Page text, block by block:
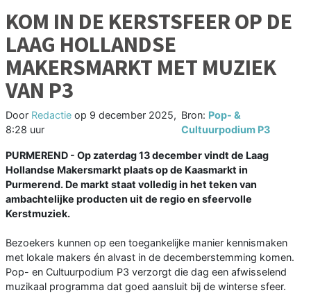
KOM IN DE KERSTSFEER OP DE
LAAG HOLLANDSE
MAKERSMARKT MET MUZIEK
VAN P3
Door Redactie op 9 december 2025,
8:28 uur
Bron: Pop- &
Cultuurpodium P3
PURMEREND - Op zaterdag 13 december vindt de Laag
Hollandse Makersmarkt plaats op de Kaasmarkt in
Purmerend. De markt staat volledig in het teken van
ambachtelijke producten uit de regio en sfeervolle
Kerstmuziek.
Bezoekers kunnen op een toegankelijke manier kennismaken
met lokale makers én alvast in de decemberstemming komen.
Pop- en Cultuurpodium P3 verzorgt die dag een afwisselend
muzikaal programma dat goed aansluit bij de winterse sfeer.